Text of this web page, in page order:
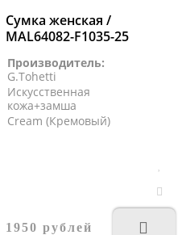
Сумка женская /
MAL64082-F1035-25
Производитель:
G.Tohetti
Искусственная
кожа+замша
Cream (Кремовый)
1950 рублей